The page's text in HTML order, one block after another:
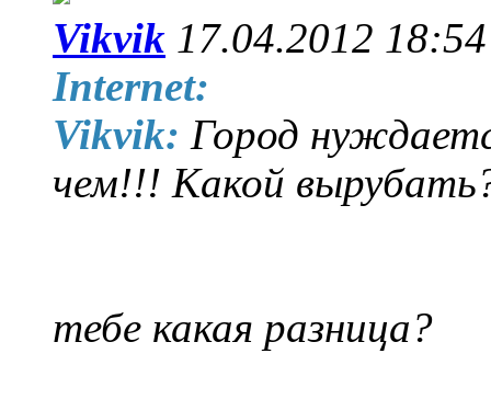
Vikvik 17.04.2012 18:54
Internet:
Vikvik: Город
чем!!! Какой
тебе какая разница?